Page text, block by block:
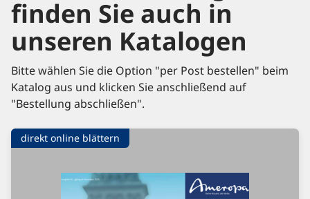
finden Sie auch in
unseren Katalogen
Bitte wählen Sie die Option "per Post bestellen" beim
Katalog aus und klicken Sie anschließend auf
"Bestellung abschließen".
direkt online blättern